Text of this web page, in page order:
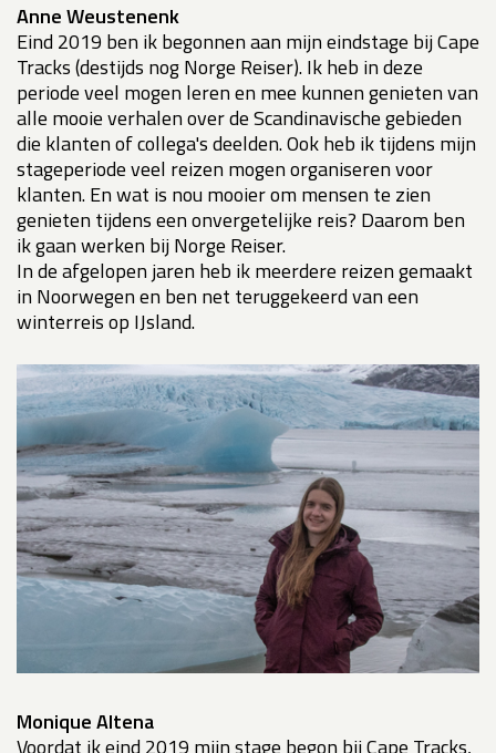
Anne Weustenenk
Eind 2019 ben ik begonnen aan mijn eindstage bij Cape
Tracks (destijds nog Norge Reiser). Ik heb in deze
periode veel mogen leren en mee kunnen genieten van
alle mooie verhalen over de Scandinavische gebieden
die klanten of collega's deelden. Ook heb ik tijdens mijn
stageperiode veel reizen mogen organiseren voor
klanten. En wat is nou mooier om mensen te zien
genieten tijdens een onvergetelijke reis? Daarom ben
ik gaan werken bij Norge Reiser.
In de afgelopen jaren heb ik meerdere reizen gemaakt
in Noorwegen en ben net teruggekeerd van een
winterreis op IJsland.
Monique Altena
Voordat ik eind 2019 mijn stage begon bij Cape Tracks,